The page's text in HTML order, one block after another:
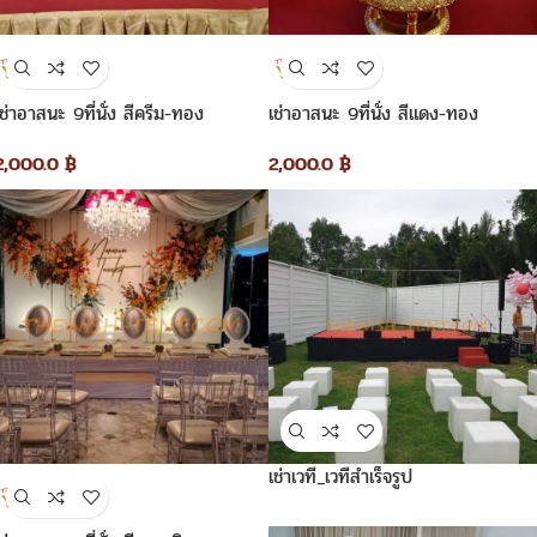
าอาสนะ 9ที่นั่ง สีครีม-ทอง
฿
เช่าอาสนะ 9ที่นั่ง สีแดง-ทอง
2,000.0 ฿
เช่าเวที_เวทีสำเร็จรูป